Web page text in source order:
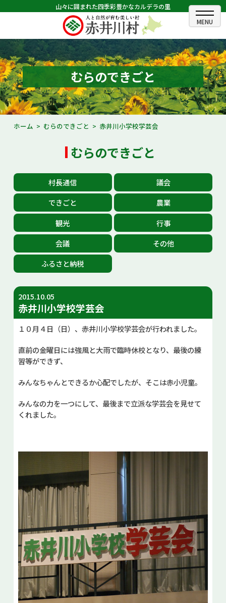
山々に囲まれた四季彩豊かなカルデラの里
ホーム
むらのできごと
むらのプロフィール
くらしの情報
観光・イベント情報
あかいがわ広報
お問い合せ
Select Language
むらのできごと
ホーム むらのできごと 赤井川小学校学芸会
むらのできごと
村長通信
議会
できごと
農業
観光
行事
会議
その他
ふるさと納税
2015.10.05
赤井川小学校学芸会
１０月４日（日）、赤井川小学校学芸会が行われました。
直前の金曜日には強風と大雨で臨時休校となり、最後の練
習等ができず、
みんなちゃんとできるか心配でしたが、そこは赤小児童。
みんなの力を一つにして、最後まで立派な学芸会を見せて
くれました。